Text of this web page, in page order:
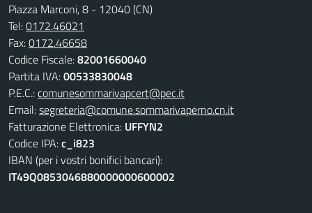
Piazza Marconi, 8 - 12040 (CN)
Tel:0172.46021
Fax:0172.46658
Codice Fiscale:82001660040
Partita IVA:00533830048
P.E.C.:comunesommarivapcert@pec.it
Email:segreteria@comune.sommarivaperno.cn.it
Fatturazione Elettronica: UFFYN2
Codice IPA:c_i823
IBAN (per i vostri bonifici bancari):
IT49Q0853046880000000600002